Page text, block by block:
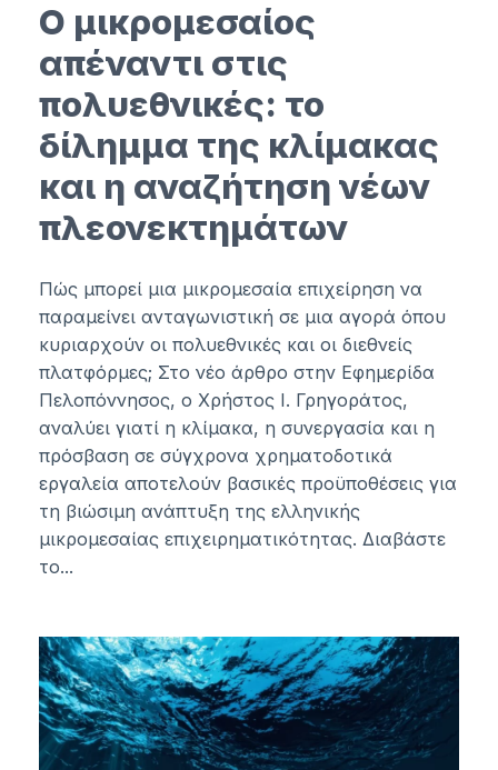
Ο μικρομεσαίος
απέναντι στις
πολυεθνικές: το
δίλημμα της κλίμακας
και η αναζήτηση νέων
πλεονεκτημάτων
Πώς μπορεί μια μικρομεσαία επιχείρηση να
παραμείνει ανταγωνιστική σε μια αγορά όπου
κυριαρχούν οι πολυεθνικές και οι διεθνείς
πλατφόρμες; Στο νέο άρθρο στην Εφημερίδα
Πελοπόννησος, ο Χρήστος Ι. Γρηγοράτος,
αναλύει γιατί η κλίμακα, η συνεργασία και η
πρόσβαση σε σύγχρονα χρηματοδοτικά
εργαλεία αποτελούν βασικές προϋποθέσεις για
τη βιώσιμη ανάπτυξη της ελληνικής
μικρομεσαίας επιχειρηματικότητας. Διαβάστε
το...